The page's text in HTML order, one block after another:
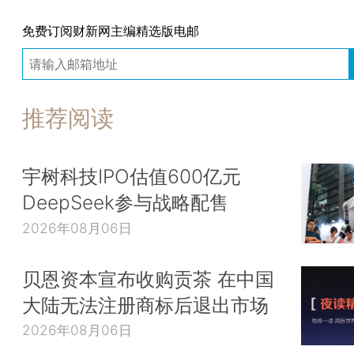
免费订阅财新网主编精选版电邮
推荐阅读
宇树科技IPO估值600亿元
DeepSeek参与战略配售
2026年08月06日
贝恩资本宣布收购贡茶 在中国
大陆无法注册商标后退出市场
2026年08月06日